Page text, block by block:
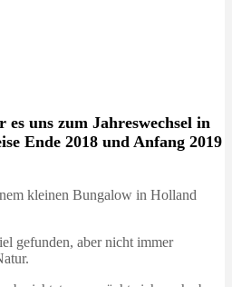
uns zum Jahreswechsel in
Ende 2018 und Anfang 2019
kleinen Bungalow in Holland
gefunden, aber nicht immer